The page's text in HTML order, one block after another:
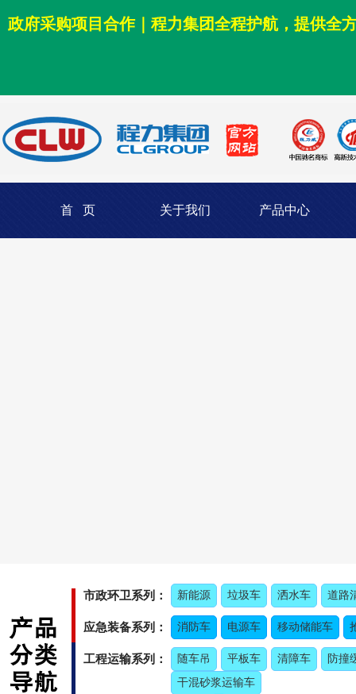
政府采购项目合作｜程力集团全程护航，提供全
首 页 关于我们 产品中心
市政环卫系列： 新能源 垃圾车 洒水车 道路
应急装备系列： 消防车 电源车 移动储能车
工程运输系列： 随车吊 平板车 清障车
防撞
干混砂浆运输车